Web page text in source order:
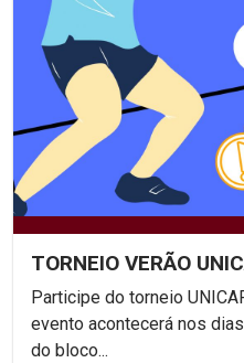
TORNEIO VERÃO
Participe do torneio
evento acontecerá nos
do bloco...